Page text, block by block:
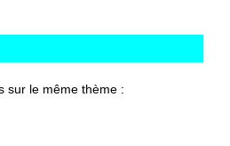
sur le même thème :